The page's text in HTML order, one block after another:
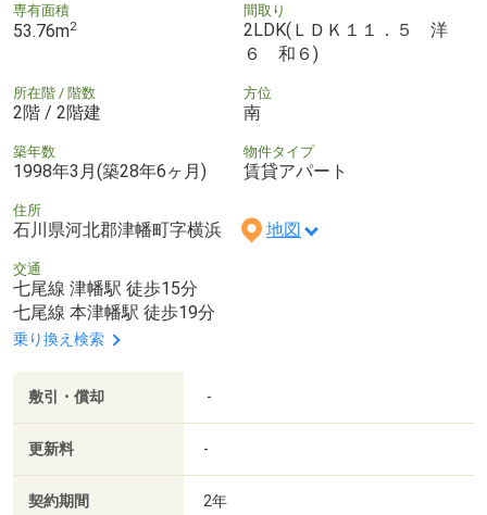
専有面積
53.76m2
間取り
2LDK(ＬＤＫ１１．５ 洋
６ 和６)
所在階 / 階数
2階 / 2階建
方位
南
築年数
1998年3月(築28年6ヶ月)
物件タイプ
賃貸アパート
住所
石川県河北郡津幡町字横浜 地図
交通
七尾線 津幡駅 徒歩15分
七尾線 本津幡駅 徒歩19分
乗り換え検索
敷引・償却 -
更新料 -
契約期間 2年